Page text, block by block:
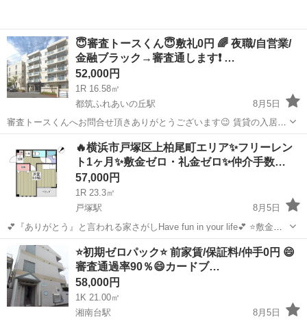
😇審査トースくん😇敷礼0円 🌈 夜職/自営業/
金融ブラック→審査通します❗️ …
52,000円
1R 16.58㎡
都筑ふれあいの丘駅
8月5日
審査トースくんへお問合せ頂きありがとうございます😉 賃貸の入居審
査で苦戦しているあなた 審査が不安で一歩踏み出せないあなた ご安心
ください✨✨ 審査は通るものではなく、通すものです！ 『審査トース
くん』...
都筑ふれあいの丘駅 マンション 物件
🔥横浜市戸塚区上柏尾町エリア✨フリーレン
ト1ヶ月✨敷金ゼロ・礼金ゼロ✨仲介手数…
57,000円
1R 23.3㎡
戸塚駅
8月5日
💕『ありがとう』と言われる家さがしHave fun in your life💕 ⭐️敷金礼
金０円 ⭐️仲介手数料０円 ⭐️フリーレントあり ⭐️金融ブラック対応 💕気
になったらお気に入りボタン→☆ 💕引っ越し...
神奈川 戸塚駅 マンション 物件
⭐️初期ゼロパック⭐️ 前家賃/保証料/仲手0円 😄
審査通過率90％😄カードブ…
58,000円
1K 21.00㎡
湘南台駅
8月5日